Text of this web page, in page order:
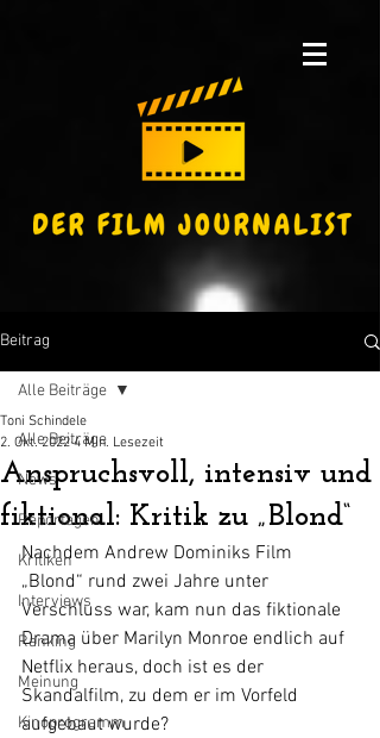
Beitrag
Alle Beiträge
News
Reportagen
Kritiken
Interviews
Ranking
Meinung
Kinoprogramm
Alle Beiträge
Anspruchsvoll, intensiv und
fiktional: Kritik zu „Blond“
Toni Schindele
2. Okt. 2022 4 Min. Lesezeit
Nachdem Andrew Dominiks Film
„Blond“ rund zwei Jahre unter
Verschluss war, kam nun das fiktionale
Drama über Marilyn Monroe endlich auf
Netflix heraus, doch ist es der
Skandalfilm, zu dem er im Vorfeld
aufgebaut wurde?